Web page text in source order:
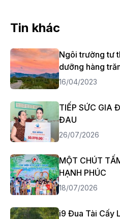
Tin khác
Ngôi trường tư
dưỡng hàng
16/04/2023
TIẾP SỨC GIA
ĐAU
26/07/2026
MỘT CHÚT
HẠNH PHÚC
18/07/2026
i9 Đua Tài Cấy